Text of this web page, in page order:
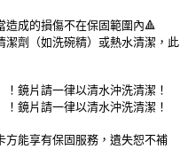
造成的損傷不在保固範圍內🔺
潔劑（如洗碗精）或熱水清潔，此
鏡片請一律以清水沖洗清潔！
鏡片請一律以清水沖洗清潔！
方能享有保固服務，遺失恕不補